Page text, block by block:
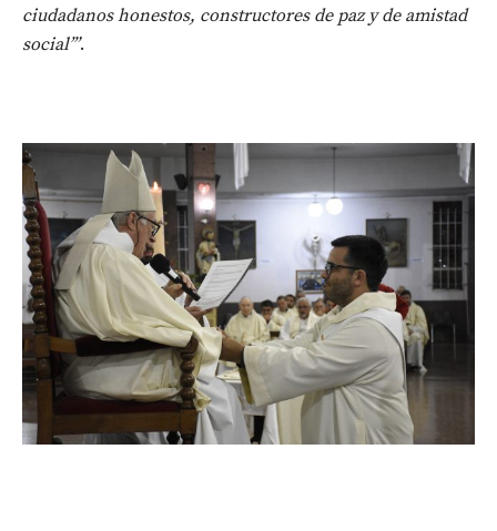
ciudadanos honestos, constructores de paz y de amistad
social’”.